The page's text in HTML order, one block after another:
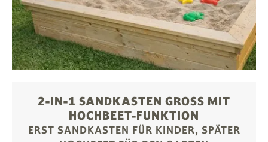
2-IN-1 SANDKASTEN GROSS MIT H
OCHBEET-FUNKTION
ERST SANDKASTEN FÜR KINDER, SPÄTER